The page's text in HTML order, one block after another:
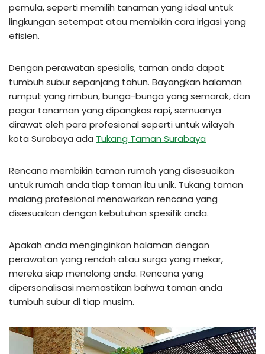
pemula, seperti memilih tanaman yang ideal untuk
lingkungan setempat atau membikin cara irigasi yang
efisien.
Dengan perawatan spesialis, taman anda dapat
tumbuh subur sepanjang tahun. Bayangkan halaman
rumput yang rimbun, bunga-bunga yang semarak, dan
pagar tanaman yang dipangkas rapi, semuanya
dirawat oleh para profesional seperti untuk wilayah
kota Surabaya ada Tukang Taman Surabaya
Rencana membikin taman rumah yang disesuaikan
untuk rumah anda tiap taman itu unik. Tukang taman
malang profesional menawarkan rencana yang
disesuaikan dengan kebutuhan spesifik anda.
Apakah anda menginginkan halaman dengan
perawatan yang rendah atau surga yang mekar,
mereka siap menolong anda. Rencana yang
dipersonalisasi memastikan bahwa taman anda
tumbuh subur di tiap musim.